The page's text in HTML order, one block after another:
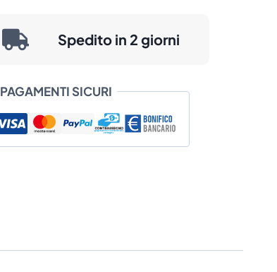
da
€ 1.524,63
Spedito in 2 giorni
PAGAMENTI SICURI